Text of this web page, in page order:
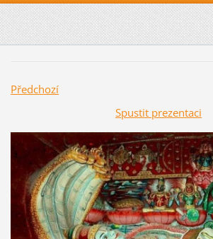
Předchozí
Spustit prezentaci